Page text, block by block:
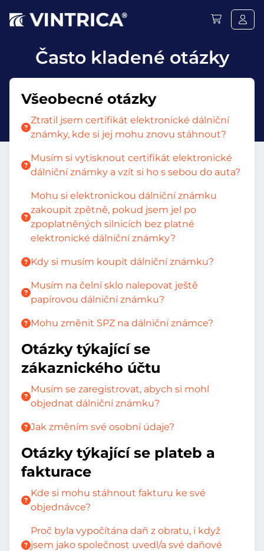
Často kladené otázky
Všeobecné otázky
Ztratil jsem certifikát elektronické dálniční
známky, kde si jej mohu znovu stáhnout?
Musím si vytisknout certifikát elektronické
dálniční známky a vzít si ho s sebou do auta?
Mohu si elektronickou dálniční známku
zakoupit zpětně, pokud jsem jel po
zpoplatněných silnicích bez platné
elektronické dálniční známky?
Kdy si musím koupit dálniční známku?
Musím na čelní sklo nalepovat ještě
papírovou dálniční známku?
Mohu změnit SPZ na dálniční známce?
Otázky týkající se
zákaznického účtu
Musím se zaregistrovat, abych si mohl
objednat dálniční známku?
Jak změním své osobní údaje?
Otázky týkající se plateb a
fakturace
Kde si mohu stáhnout fakturu ke své
objednávce?
Proč byla vypočítána daň z obratu, i když
jsem jako společnost uvedl/a své daňové